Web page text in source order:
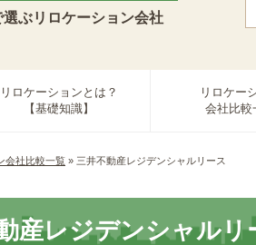
ぶリロケーション会社
リロケーションとは？
【基礎知識】
リロケー
会社比較
会社比較一覧 » 三井不動産レジデンシャルリース
産レジデンシャルリ